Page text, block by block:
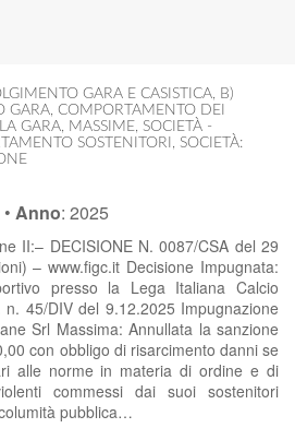
GARA E CASISTICA, B)
GARA, COMPORTAMENTO DEI
GARA, MASSIME, SOCIETÀ -
SOSTENITORI , SOCIETÀ:
• Anno: 2025
II:– DECISIONE N. 0087/CSA del 29
– www.figc.it Decisione Impugnata:
presso la Lega Italiana Calcio
n. 45/DIV del 9.12.2025 Impugnazione
Srl Massima: Annullata la sanzione
con obbligo di risarcimento danni se
alle norme in materia di ordine e di
commessi dai suoi sostenitori
pubblica…